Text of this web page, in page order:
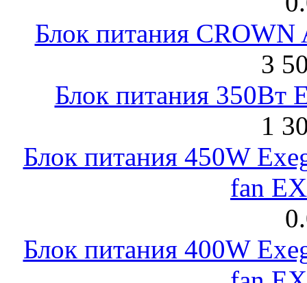
Блок питания
3
Блок питания 350Вт
1
Блок питания 450W
fan
Блок питания 400W